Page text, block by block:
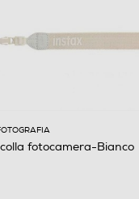
fotocamera-Bianco